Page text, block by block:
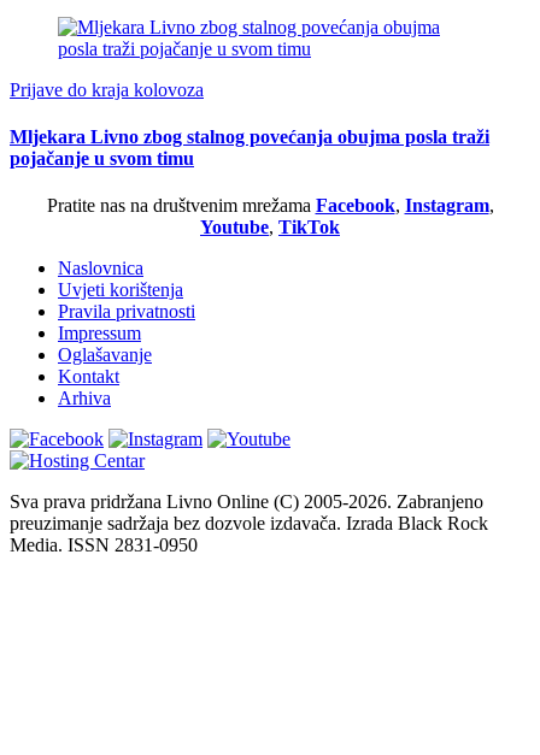
Prijave do kraja kolovoza
Mljekara Livno zbog stalnog povećanja obujma posla traži
pojačanje u svom timu
Pratite nas na društvenim mrežama Facebook, Instagram,
Youtube, TikTok
Naslovnica
Uvjeti korištenja
Pravila privatnosti
Impressum
Oglašavanje
Kontakt
Arhiva
Sva prava pridržana Livno Online (C) 2005-2026. Zabranjeno
preuzimanje sadržaja bez dozvole izdavača. Izrada Black Rock
Media. ISSN 2831-0950